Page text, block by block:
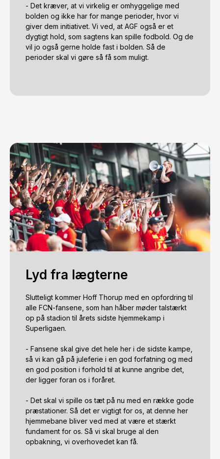
- Det kræver, at vi virkelig er omhyggelige med
bolden og ikke har for mange perioder, hvor vi
giver dem initiativet. Vi ved, at AGF også er et
dygtigt hold, som sagtens kan spille fodbold. Og de
vil jo også gerne holde fast i bolden. Så de
perioder skal vi gøre så få som muligt.
Lyd fra lægterne
Slutteligt kommer Hoff Thorup med en opfordring til
alle FCN-fansene, som han håber møder talstærkt
op på stadion til årets sidste hjemmekamp i
Superligaen.
- Fansene skal give det hele her i de sidste kampe,
så vi kan gå på juleferie i en god forfatning og med
en god position i forhold til at kunne angribe det,
der ligger foran os i foråret.
- Det skal vi spille os tæt på nu med en række gode
præstationer. Så det er vigtigt for os, at denne her
hjemmebane bliver ved med at være et stærkt
fundament for os. Så vi skal bruge al den
opbakning, vi overhovedet kan få.